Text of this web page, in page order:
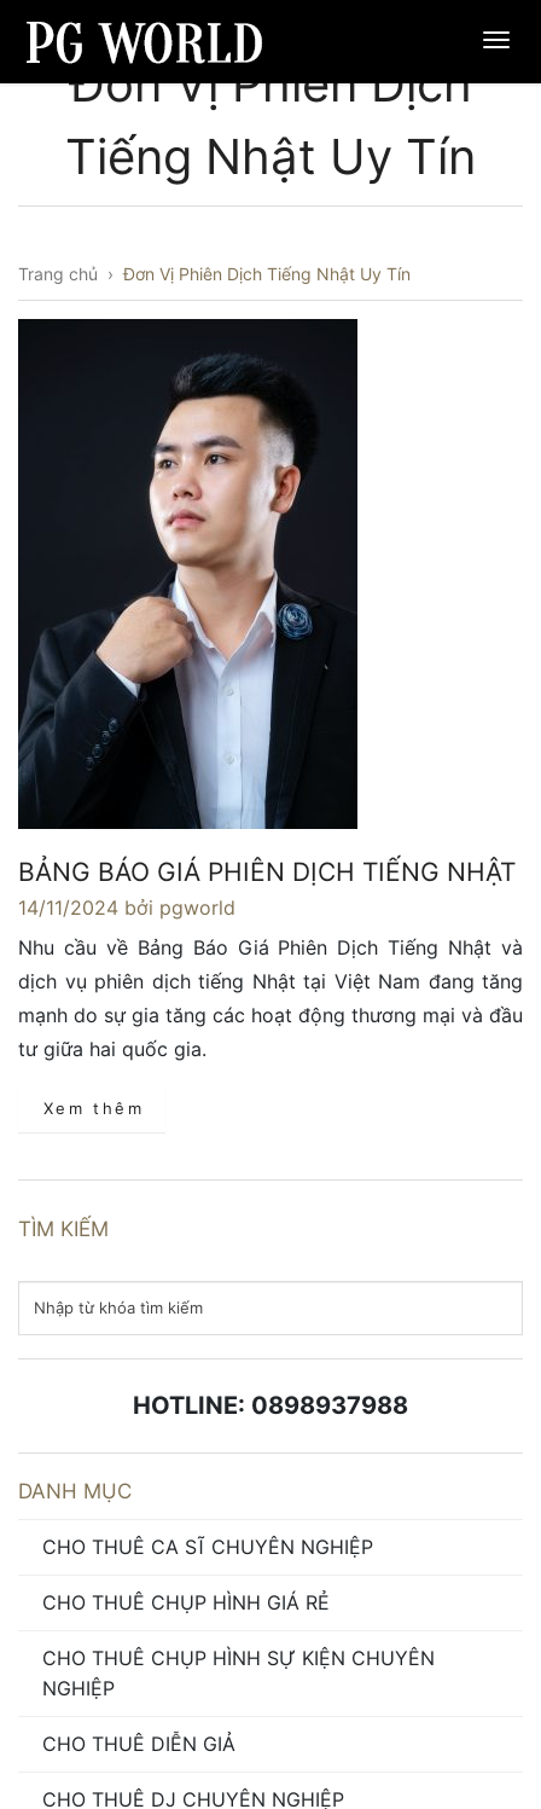
Đơn Vị Phiên Dịch
Tiếng Nhật Uy Tín
Trang chủ ›Đơn Vị Phiên Dịch Tiếng Nhật Uy Tín
BẢNG BÁO GIÁ PHIÊN DỊCH TIẾNG NHẬT
14/11/2024 bởi pgworld
Nhu cầu về Bảng Báo Giá Phiên Dịch Tiếng Nhật và
dịch vụ phiên dịch tiếng Nhật tại Việt Nam đang tăng
mạnh do sự gia tăng các hoạt động thương mại và đầu
tư giữa hai quốc gia.
Xem thêm
TÌM KIẾM
HOTLINE: 0898937988
DANH MỤC
CHO THUÊ CA SĨ CHUYÊN NGHIỆP
CHO THUÊ CHỤP HÌNH GIÁ RẺ
CHO THUÊ CHỤP HÌNH SỰ KIỆN CHUYÊN
NGHIỆP
CHO THUÊ DIỄN GIẢ
CHO THUÊ DJ CHUYÊN NGHIỆP